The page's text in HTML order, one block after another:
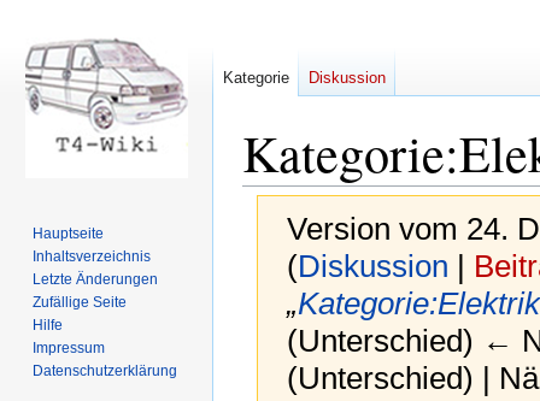
Kategorie:
Version vom 24.
(Diskussion |
„Kategorie:Elektrik
(Unterschied) ←
(Unterschied) |
Kategorie Diskussion
Hauptseite
Inhaltsverzeichnis
Letzte Änderungen
Zufällige Seite
Hilfe
Impressum
Datenschutzerklärung